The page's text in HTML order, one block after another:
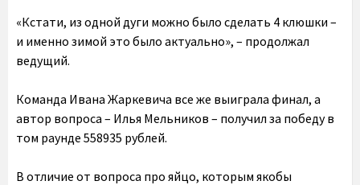
«Кстати, из одной дуги можно было сделать 4 клюшки –
и именно зимой это было актуально», – продолжал
ведущий.
Команда Ивана Жаркевича все же выиграла финал, а
автор вопроса – Илья Мельников – получил за победу в
том раунде 558935 рублей.
В отличие от вопроса про яйцо, которым якобы